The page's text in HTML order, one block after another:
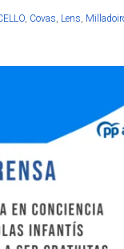
, Covas, Lens,